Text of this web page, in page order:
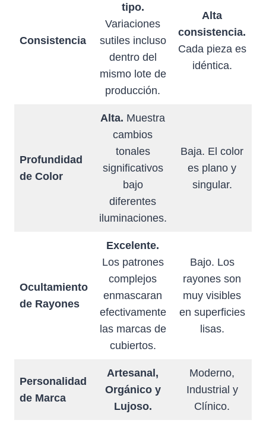
Consistencia
tipo.
Variaciones
sutiles incluso
dentro del
mismo lote de
producción.
Alta
consistencia.
Cada pieza es
idéntica.
Profundidad
de Color
Alta. Muestra
cambios
tonales
significativos
bajo
diferentes
iluminaciones.
Baja. El color
es plano y
singular.
Ocultamiento
de Rayones
Excelente.
Los patrones
complejos
enmascaran
efectivamente
las marcas de
cubiertos.
Bajo. Los
rayones son
muy visibles
en superficies
lisas.
Personalidad
de Marca
Artesanal,
Orgánico y
Lujoso.
Moderno,
Industrial y
Clínico.